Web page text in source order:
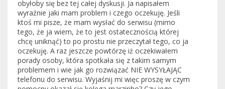
obyłoby się bez tej całej dyskusji. Ja napisałem
wyraźnie jaki mam problem i czego oczekuję. Jeśli
ktoś mi pisze, że mam wysłać do serwisu (mimo
tego, że ja wiem, że to jest ostatecznością której
chcę uniknąć) to po prostu nie przeczytał tego, co ja
oczekuję. A raz jeszcze powtórzę iż oczekiwałem
porady osoby, która spotkała się z takim samym
problemem i wie jak go rozwiązać NIE WYSYŁAJĄC
telefonu do serwisu. Wyjaśnij mi więc proszę w czym